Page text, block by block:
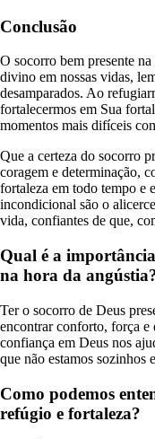
Conclusão
O socorro bem presente
divino em nossas vidas,
desamparados. Ao
fortalecermos em Sua
momentos mais difíceis
Que a certeza do socorro
coragem e determinação,
fortaleza em todo tempo e
incondicional são o
vida, confiantes de que,
Qual é a
na hora da
Ter o socorro de Deus
encontrar conforto, força e
confiança em Deus nos
que não estamos sozinhos
Como podemos
refúgio e fortaleza?